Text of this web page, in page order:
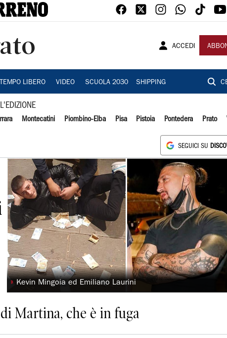
ACCEDI
TEMPO LIBERO VIDEO SCUOLA 2030 SHIPPING
Montecatini Piombino-Elba Pisa Pistoia Pontedera Prato
SEGUICI SU
◗ Kevin Mingoia ed Emiliano Laurini
Martina, che è in fuga